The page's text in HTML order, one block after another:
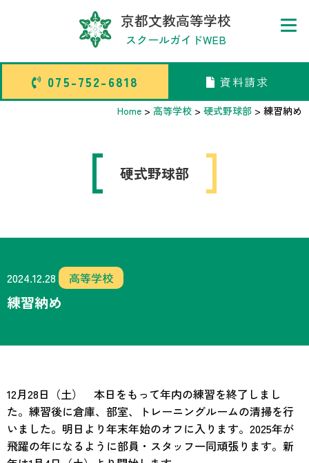
075-752-6818 資料請求
中学校部活TOP
卒業生メッセージ
京都文教高等学校
スクールガイドWEB
075-752-6818 資料請求
Home > 高等学校 > 硬式野球部 > 練習納め
硬式野球部
2024.12.28 高等学校
練習納め
12月28日（土） 本日をもって年内の練習を終了しまし
た。練習後に倉庫、部室、トレーニングルームの清掃を行
いました。明日より年末年始のオフに入ります。2025年が
飛躍の年になるように部員・スタッフ一同頑張ります。新